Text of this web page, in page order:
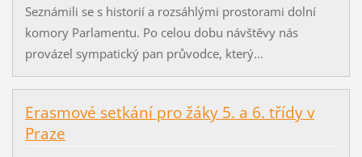
Seznámili se s historií a rozsáhlými prostorami dolní
komory Parlamentu. Po celou dobu návštěvy nás
provázel sympatický pan průvodce, který...
Erasmové setkání pro žáky 5. a 6. třídy v
Praze